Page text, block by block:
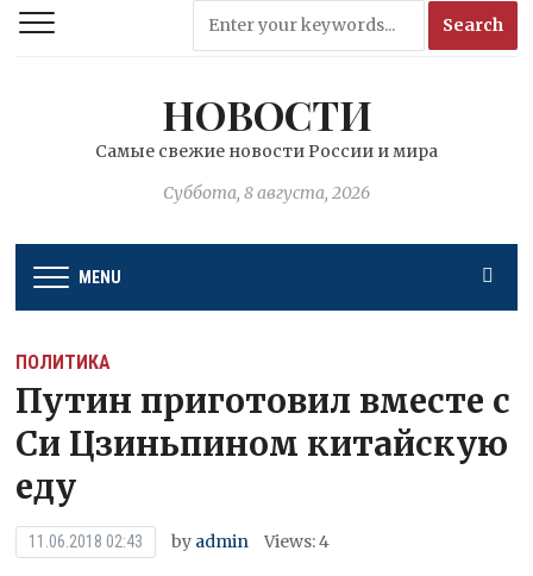
НОВОСТИ
Самые свежие новости России и мира
Суббота, 8 августа, 2026
MENU
ПОЛИТИКА
Путин приготовил вместе с
Си Цзиньпином китайскую
еду
11.06.2018 02:43 by admin Views: 4